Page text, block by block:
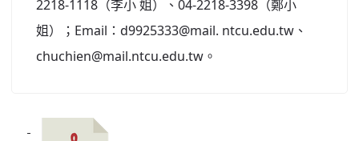
2218-1118（李小 姐）、04-2218-3398（鄭小
姐）；Email：d9925333@mail. ntcu.edu.tw、
chuchien@mail.ntcu.edu.tw。